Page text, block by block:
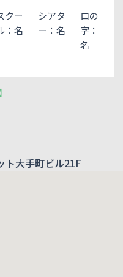
クー
：名
シアタ
ー：名
ロの
字：
名
ト大手町ビル21F